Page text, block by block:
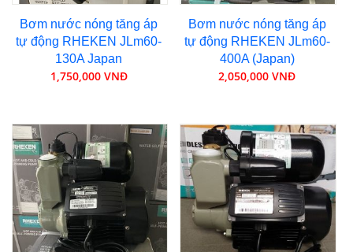
Bơm nước nóng tăng áp
tự động RHEKEN JLm60-
130A Japan
1,750,000 VNĐ
Bơm nước nóng tăng áp
tự động RHEKEN JLm60-
400A (Japan)
2,050,000 VNĐ